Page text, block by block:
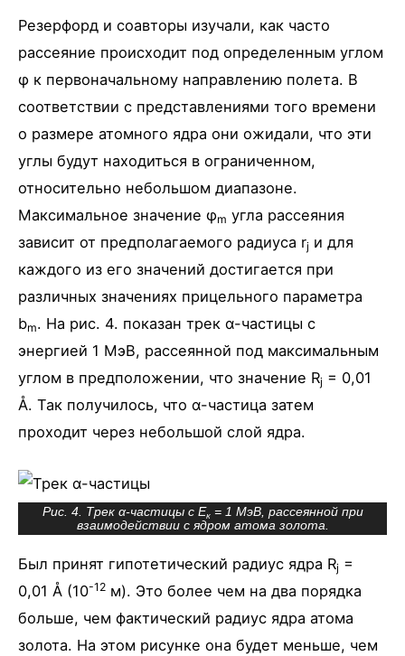
Резерфорд и соавторы изучали, как часто
рассеяние происходит под определенным углом
φ к первоначальному направлению полета. В
соответствии с представлениями того времени
о размере атомного ядра они ожидали, что эти
углы будут находиться в ограниченном,
относительно небольшом диапазоне.
Максимальное значение φm угла рассеяния
зависит от предполагаемого радиуса rj и для
каждого из его значений достигается при
различных значениях прицельного параметра
bm. На рис. 4. показан трек α-частицы с
энергией 1 МэВ, рассеянной под максимальным
углом в предположении, что значение Rj = 0,01
Å. Так получилось, что α-частица затем
проходит через небольшой слой ядра.
Рис. 4. Трек α-частицы с Ек= 1 МэВ, рассеянной при
взаимодействии с ядром атома золота.
Был принят гипотетический радиус ядра Rj =
0,01 Å (10-12 м). Это более чем на два порядка
больше, чем фактический радиус ядра атома
золота. На этом рисунке она будет меньше, чем